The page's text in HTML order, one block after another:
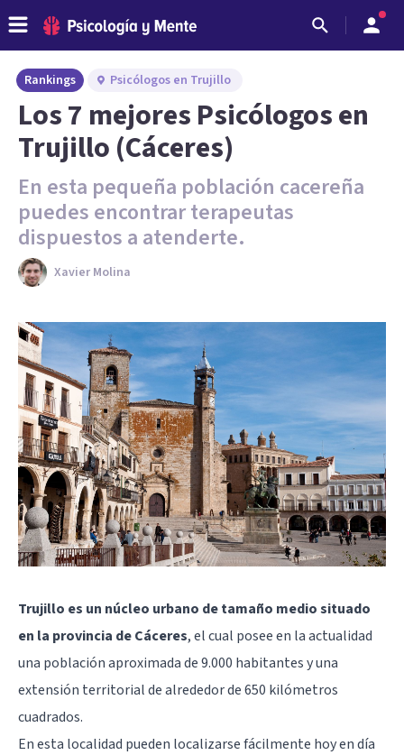
Rankings Psicólogos en Trujillo
Los 7 mejores Psicólogos en
Trujillo (Cáceres)
En esta pequeña población cacereña
puedes encontrar terapeutas
dispuestos a atenderte.
Xavier Molina
Trujillo es un núcleo urbano de tamaño medio situado
en la provincia de Cáceres, el cual posee en la actualidad
una población aproximada de 9.000 habitantes y una
extensión territorial de alrededor de 650 kilómetros
cuadrados.
En esta localidad pueden localizarse fácilmente hoy en día